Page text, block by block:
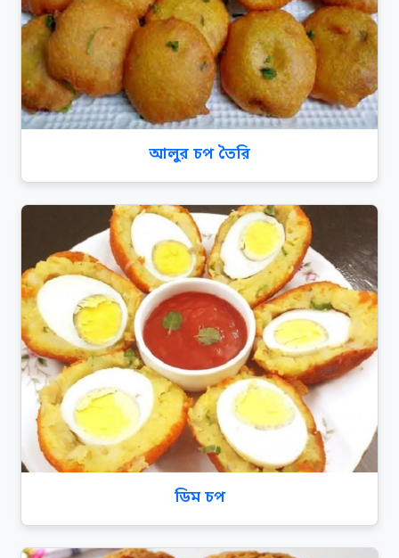
আলুর চপ তৈরি
ডিম চপ